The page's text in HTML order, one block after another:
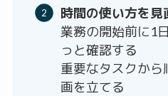
時間の使い方を見
業務の開始前に1
っと確認する
重要なタスクか
画を立てる